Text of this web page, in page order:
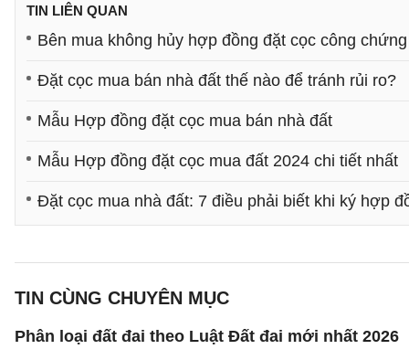
TIN LIÊN QUAN
Bên mua không hủy hợp đồng đặt cọc công
Đặt cọc mua bán nhà đất thế nào để tránh rủi ro?
Mẫu Hợp đồng đặt cọc mua bán nhà đất
Mẫu Hợp đồng đặt cọc mua đất 2024 chi tiết nhất
Đặt cọc mua nhà đất: 7 điều phải biết khi ký hợp
TIN CÙNG CHUYÊN MỤC
Phân loại đất đai theo Luật Đất đai mới nhất 2026